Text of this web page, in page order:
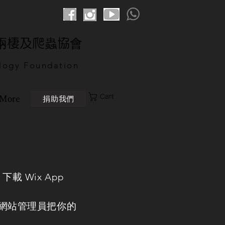
棲及爬蟲協會
Foundation
捐助我們 Cart
載 Wix App
站管理員把你的